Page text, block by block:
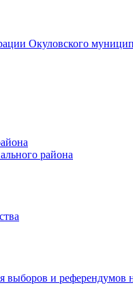
Окуловского
района
выборов и